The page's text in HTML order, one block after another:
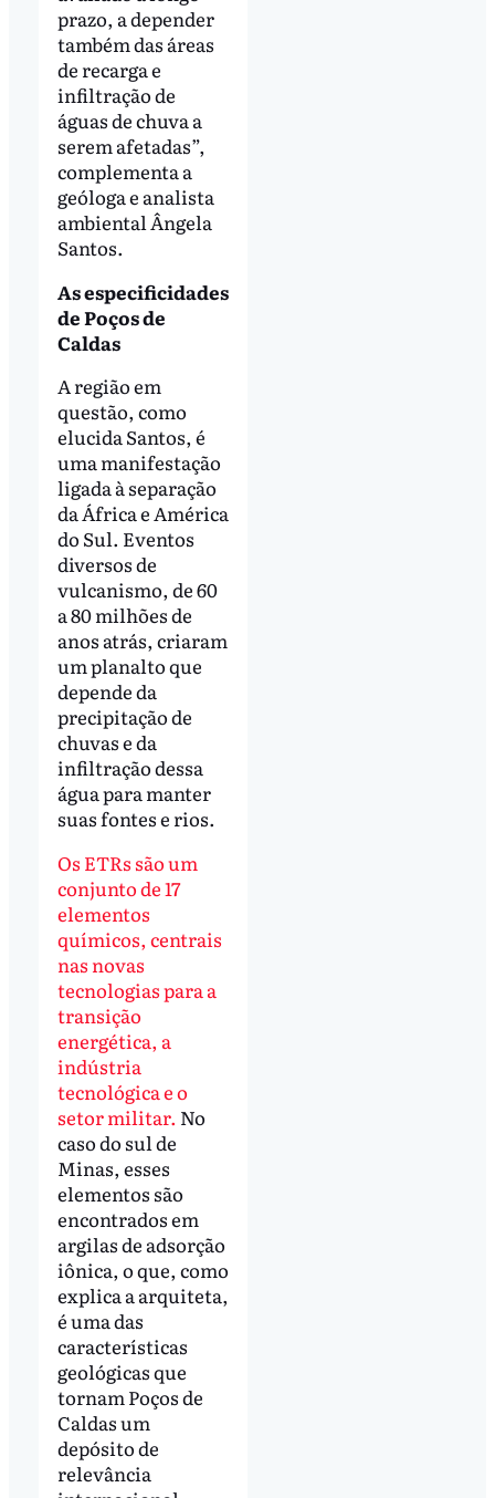
prazo, a depender
também das áreas
de recarga e
infiltração de
águas de chuva a
serem afetadas”,
complementa a
geóloga e analista
ambiental Ângela
Santos.
As especificidades
de Poços de
Caldas
A região em
questão, como
elucida Santos, é
uma manifestação
ligada à separação
da África e América
do Sul. Eventos
diversos de
vulcanismo, de 60
a 80 milhões de
anos atrás, criaram
um planalto que
depende da
precipitação de
chuvas e da
infiltração dessa
água para manter
suas fontes e rios.
Os ETRs são um
conjunto de 17
elementos
químicos, centrais
nas novas
tecnologias para a
transição
energética, a
indústria
tecnológica e o
setor militar. No
caso do sul de
Minas, esses
elementos são
encontrados em
argilas de adsorção
iônica, o que, como
explica a arquiteta,
é uma das
características
geológicas que
tornam Poços de
Caldas um
depósito de
relevância